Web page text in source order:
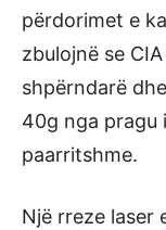
përdorimet e
zbulojnë se
shpërndarë
40g nga pragu
paarritshme.
Një rreze laser